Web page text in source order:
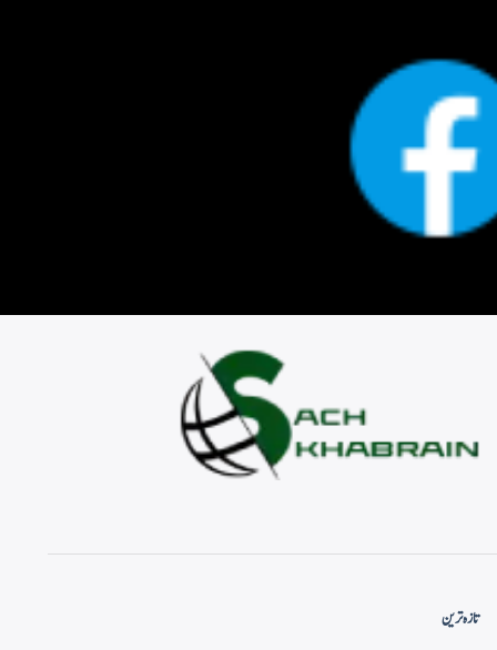
تازہ ترین